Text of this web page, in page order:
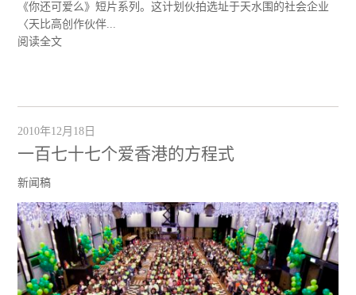
《你还可爱么》短片系列。这计划伙拍选址于天水围的社会企业
〈天比高创作伙伴...
阅读全文
2010年12月18日
一百七十七个爱香港的方程式
新闻稿